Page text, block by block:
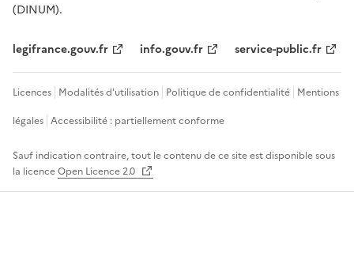
(DINUM).
legifrance.gouv.fr info.gouv.fr service-public.fr
Licences Modalités d'utilisation Politique de confidentialité Mentions
légales Accessibilité : partiellement conforme
Sauf indication contraire, tout le contenu de ce site est disponible sous
la licenceOpen Licence 2.0